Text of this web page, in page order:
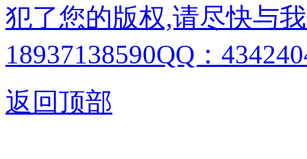
犯了您的版权,请尽快与
18937138590QQ：
返回顶部